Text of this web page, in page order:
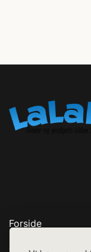
Forside